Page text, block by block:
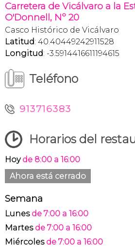
Carretera de Vicálvaro a la
O'Donnell, Nº 20
Casco Histórico de Vicálvaro
Latitud: 40.40449242911528
Longitud: -3.5914416611194615
Teléfono
913716383
Horarios del
Hoy de 8:00 a 16:00
Ahora está cerrado
Semana
Lunes de 7:00 a 16:00
Martes de 7:00 a 16:00
Miércoles de 7:00 a 16:00